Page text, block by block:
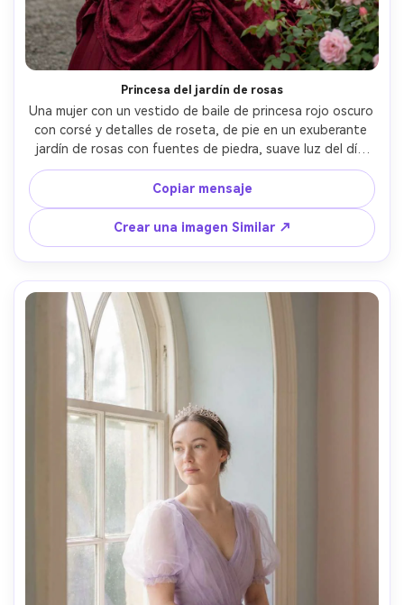
Princesa del jardín de rosas
Una mujer con un vestido de baile de princesa rojo oscuro
con corsé y detalles de roseta, de pie en un exuberante
jardín de rosas con fuentes de piedra, suave luz del día
nublada para tonos de piel uniformes, tomado en Nikon
D850 con 85 mm f/1.8, retrato de tres cuartos, sonrisa
suave, maquillaje y pelo fotorealistas, estética romántica
de cuento de hadas, detalle de alta resolución- -ar 4:5
Copiar mensaje
Crear una imagen Similar ↗
Crea imágenes IA
ilimitadas. 100 %
gratis!
Empieza Gratis→